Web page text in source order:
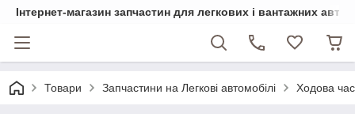
Інтернет-магазин запчастин для легкових і вантажних
Товари Запчастини на Легкові автомобілі Ходова